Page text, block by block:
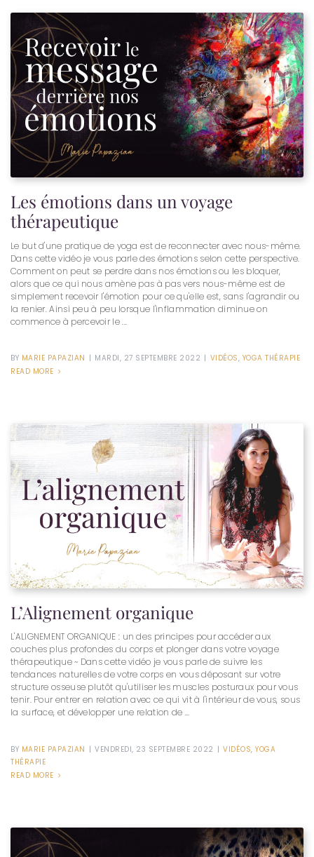
Les émotions dans un voyage
thérapeutique
Le but d'une pratique de yoga est de reconnecter avec nous-même.
Dans cette vidéo je vous parle des émotions selon cette perspective.
Comment on peut se perdre dans nos émotions ou les bloquer,
alors que ce qui nous amène pas à pas vers nous-même est de
simplement recevoir l'émotion pour ce qu'elle est, sans l'agrandir ou
la renier. Ainsi peu à peu lorsque l'inflammation diminue on
commence à percevoir le ...
BY MARIE PAPAZIAN | MARDI, 27 SEPTEMBRE 2022 | VIDÉOS, YOGA THÉRAPIE
READ MORE
L’Alignement organique
L'ALIGNEMENT ORGANIQUE : un des principes pour accéder aux
couches plus profondes du corps et plonger dans votre voyage
thérapeutique ~ ‍‍Dans cette vidéo je vous parle de suivre les
tendances naturelles de votre corps en vous déposant sur votre
structure osseuse plutôt qu'utiliser les muscles posturaux pour vous
tenir. Pour entrer en relation avec ce qui vit à l'intérieur de vous, sous
la surface, et développer une relation de ...
BY MARIE PAPAZIAN | VENDREDI, 23 SEPTEMBRE 2022 | VIDÉOS, YOGA
THÉRAPIE
READ MORE